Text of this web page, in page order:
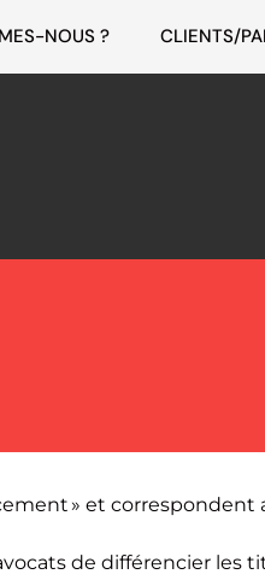
NOUS ? CLIENTS/
» et
de différencier les